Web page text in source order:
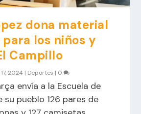
dona material
los niños y
Campillo
2024 | Deportes | 0
envía a la Escuela de
su pueblo 126 pares de